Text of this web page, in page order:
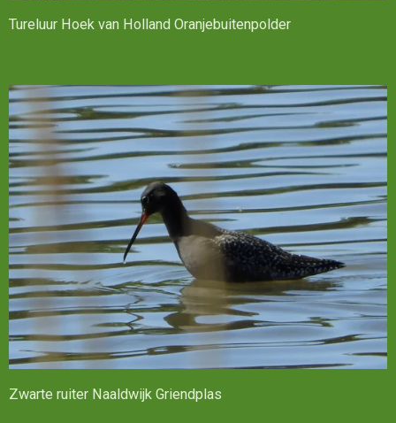
Tureluur Hoek van Holland Oranjebuitenpolder
Zwarte ruiter Naaldwijk Griendplas